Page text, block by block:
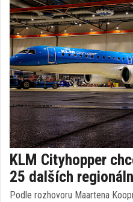
KLM Cityhopper
25 dalších
Podle rozhovoru Maartena